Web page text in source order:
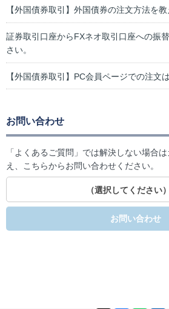
【外国債券取引】外国債券の注文方法を
証券取引口座からFXネオ取引口座への振
さい。
【外国債券取引】PC会員ページでの注文
お問い合わせ
「よくあるご質問」では解決しない場合
え、こちらからお問い合わせください。
（選択してください）
お問い合わせ